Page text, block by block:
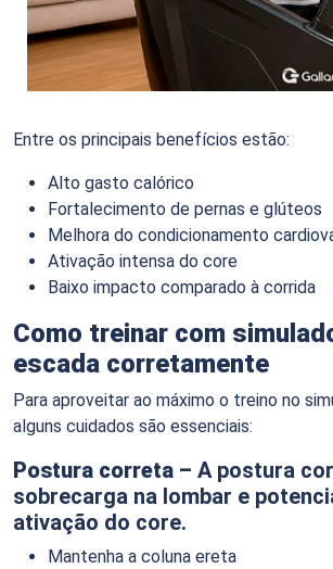
Entre os principais benefícios estão:
Alto gasto calórico
Fortalecimento de pernas e glúteos
Melhora do condicionamento
Ativação intensa do core
Baixo impacto comparado à corrida
Como treinar com
escada corretamente
Para aproveitar ao máximo o treino no
alguns cuidados são essenciais:
Postura correta – A postura
sobrecarga na lombar e
ativação do core.
Mantenha a coluna ereta